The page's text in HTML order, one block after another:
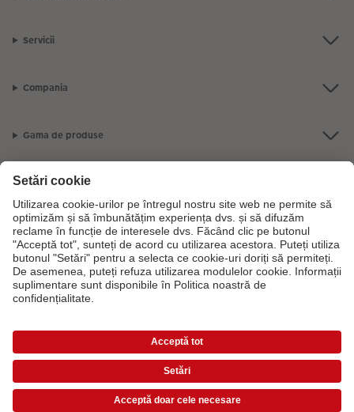
Servicii
Compania
Gama de produse
CEWE Fotolumea
17:30
Prețurile sunt prețuri de consum recomandate și includ TVA. Prețurile nu includ taxa